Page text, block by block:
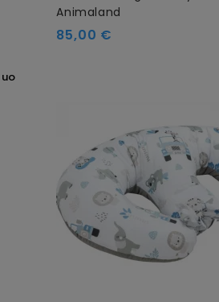
Animaland
85,00 €